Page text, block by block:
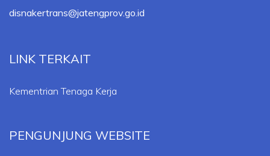
disnakertrans@jatengprov.go.id
LINK TERKAIT
Kementrian Tenaga Kerja
PENGUNJUNG WEBSITE